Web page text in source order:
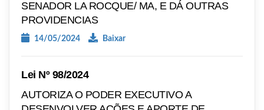
SENADOR LA ROCQUE/ MA, E DÁ OUTRAS
PROVIDENCIAS
14/05/2024 Baixar
Lei Nº 98/2024
AUTORIZA O PODER EXECUTIVO A